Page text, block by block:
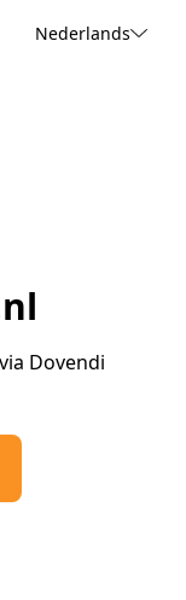
Nederlands
Dovendi